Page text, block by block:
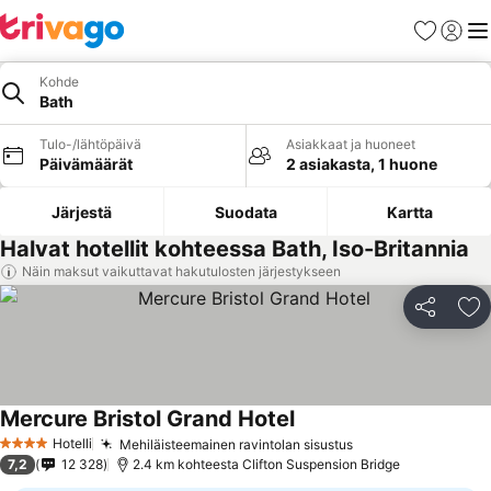
Suosikit
Kohde
Bath
Tulo-/lähtöpäivä
Päivämäärät
Asiakkaat ja huoneet
2 asiakasta, 1 huone
Järjestä Suodata Kartta
Halvat hotellit kohteessa Bath, Iso-Britannia
Näin maksut vaikuttavat hakutulosten järjestykseen
Jaa
4 Tähtiluokitus
Hotelli Mehiläisteemainen ravintolan sisustus
Mercure Bristol Grand Hotel
7,2 12 328 2.4 km kohteesta Clifton Suspension Bridge